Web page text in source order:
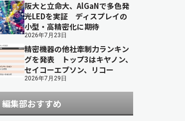
阪大と立命大、AlGaNで多色発
光LEDを実証 ディスプレイの
小型・高精密化に期待
2026年7月23日
精密機器の他社牽制力ランキン
グを発表 トップ3はキヤノン、
セイコーエプソン、リコー
2026年7月29日
編集部おすすめ